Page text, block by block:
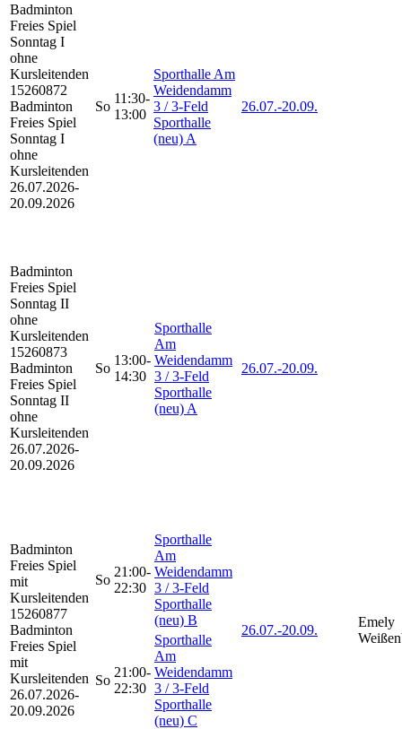
Badminton
Freies Spiel
Sonntag I
ohne
Kursleitenden
15260872
Badminton
Freies Spiel
Sonntag I
ohne
Kursleitenden
26.07.2026-
20.09.2026
So
11:30-
13:00
Sporthalle Am
Weidendamm
3 / 3-Feld
Sporthalle
(neu) A
26.07.-20.09.
Badminton
Freies Spiel
Sonntag II
ohne
Kursleitenden
15260873
Badminton
Freies Spiel
Sonntag II
ohne
Kursleitenden
26.07.2026-
20.09.2026
So
13:00-
14:30
Sporthalle
Am
Weidendamm
3 / 3-Feld
Sporthalle
(neu) A
26.07.-20.09.
Badminton
Freies Spiel
mit
Kursleitenden
15260877
Badminton
Freies Spiel
mit
Kursleitenden
26.07.2026-
20.09.2026
So
21:00-
22:30
Sporthalle
Am
Weidendamm
3 / 3-Feld
Sporthalle
(neu) B
So
21:00-
22:30
Sporthalle
Am
Weidendamm
3 / 3-Feld
Sporthalle
(neu) C
26.07.-20.09.
Emely